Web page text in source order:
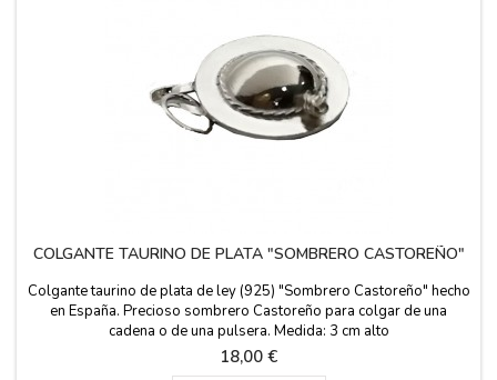
COLGANTE TAURINO DE PLATA "SOMBRERO CASTOREÑO"
Colgante taurino de plata de ley (925) "Sombrero Castoreño" hecho
en España. Precioso sombrero Castoreño para colgar de una
cadena o de una pulsera. Medida: 3 cm alto
Precio
18,00 €